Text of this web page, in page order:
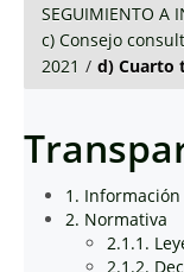
SEGUIMIENTO A
c) Consejo
2021 / d) Cuarto
1.
2. Normativa
2.1.1.
2.1.2.